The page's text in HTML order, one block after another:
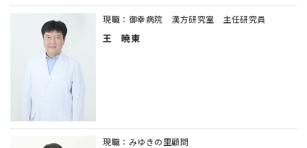
現職：御幸病院 漢方研究室 主任研究員
王 暁東
現職：みゆきの里顧問